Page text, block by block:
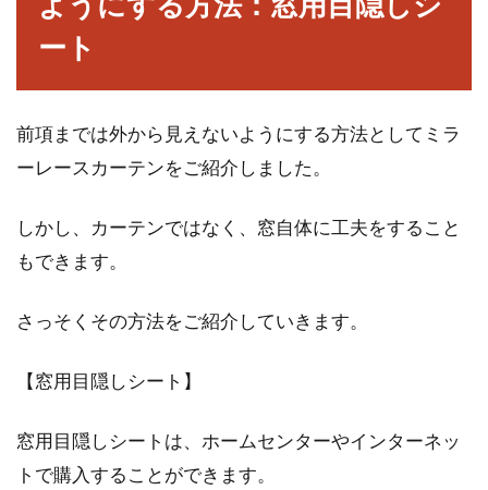
ート
前項までは外から見えないようにする方法としてミラ
ーレースカーテンをご紹介しました。
しかし、カーテンではなく、窓自体に工夫をすること
もできます。
さっそくその方法をご紹介していきます。
【窓用目隠しシート】
窓用目隠しシートは、ホームセンターやインターネッ
トで購入することができます。